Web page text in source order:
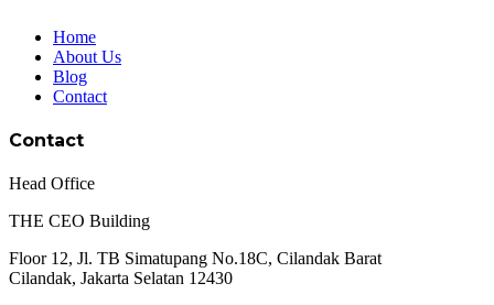
Home
About Us
Blog
Contact
Contact
Head Office
THE CEO Building
Floor 12, Jl. TB Simatupang No.18C, Cilandak Barat
Cilandak, Jakarta Selatan 12430